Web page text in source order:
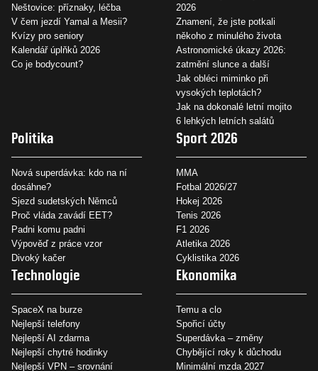
Neštovice: příznaky, léčba
V čem jezdí Yamal a Mesii?
Kvízy pro seniory
Kalendář úplňků 2026
Co je bodycount?
2026
Znamení, že jste potkali
někoho z minulého života
Astronomické úkazy 2026:
zatmění slunce a další
Jak obléci miminko při
vysokých teplotách?
Jak na dokonalé letní mojito
6 lehkých letních salátů
Politika
Nová superdávka: kdo na ní
dosáhne?
Sjezd sudetských Němců
Proč vláda zavádí EET?
Padni komu padni
Výpověď z práce vzor
Divoký kačer
Sport 2026
MMA
Fotbal 2026/27
Hokej 2026
Tenis 2026
F1 2026
Atletika 2026
Cyklistika 2026
Technologie
SpaceX na burze
Nejlepší telefony
Nejlepší AI zdarma
Nejlepší chytré hodinky
Nejlepší VPN – srovnání
Ekonomika
Temu a clo
Spořicí účty
Superdávka – změny
Chybějící roky k důchodu
Minimální mzda 2027